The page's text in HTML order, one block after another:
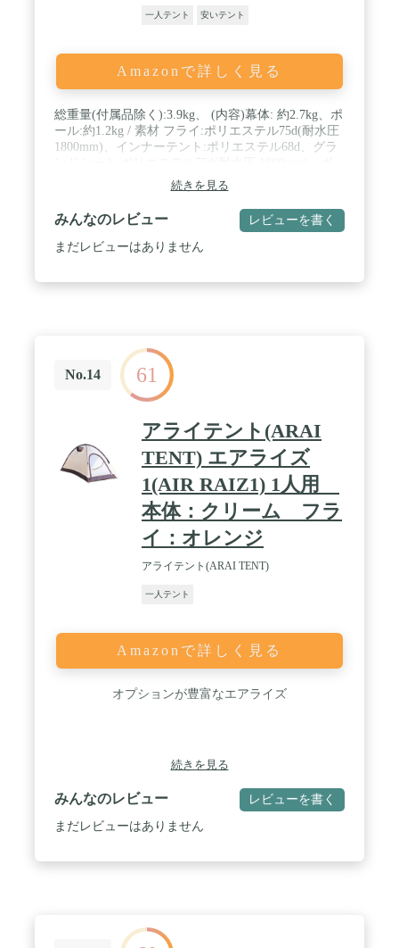
一人テント 安いテント
Amazonで詳しく見る
総重量(付属品除く):3.9kg、 (内容)幕体: 約2.7kg、ポ
ール:約1.2kg / 素材 フライ:ポリエステル75d(耐水圧
1800mm)、インナーテント:ポリエステル68d、グラ
ール:7001アルミ合金(Φ9mm、Φ10.3mm、Φ9.3mm) /
収納サイズ:52×19×19cm(フレーム折り寸40cm) / 付
属品:アルミピン、張り縄、セルフスタンディングテ
ープ(前室部)、収納袋 / 機能:テフロン、UVカット、
SEAM SEAL
続きを見る
みんなのレビュー レビューを書く
まだレビューはありません
No.14 61
アライテント(ARAI
TENT) エアライズ
1(AIR RAIZ1) 1人用
本体：クリーム フラ
イ：オレンジ
アライテント(ARAI TENT)
一人テント
Amazonで詳しく見る
オプションが豊富なエアライズ
続きを見る
みんなのレビュー レビューを書く
まだレビューはありません